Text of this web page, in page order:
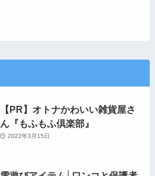
【PR】オトナかわいい雑貨屋さ
ん『もふもふ倶楽部』
2022年3月15日